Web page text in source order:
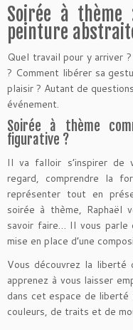
Soirée à
peinture
Quel travail pour y arriver
? Comment libérer sa
plaisir ? Autant de
événement.
Soirée à thème
figurative ?
Il va falloir s’inspirer de
regard, comprendre la
représenter tout en
soirée à thème,
savoir faire… Il vous parle
mise en place d’une
Vous découvrez la liberté
apprenez à vous laisser
dans cet espace de
couleurs, de traits et de